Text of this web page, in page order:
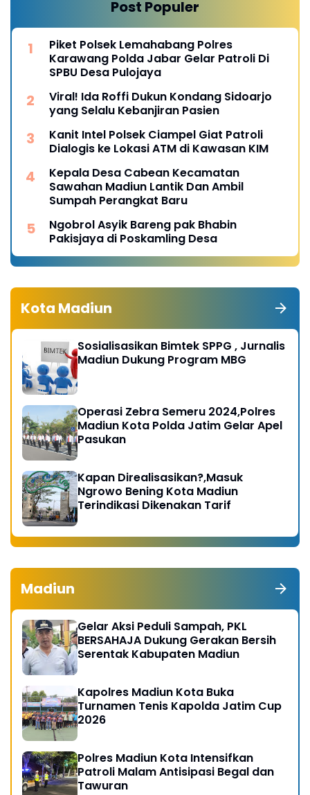
Post Populer
Piket Polsek Lemahabang Polres
Karawang Polda Jabar Gelar Patroli Di
SPBU Desa Pulojaya
Viral! Ida Roffi Dukun Kondang Sidoarjo
yang Selalu Kebanjiran Pasien
Kanit Intel Polsek Ciampel Giat Patroli
Dialogis ke Lokasi ATM di Kawasan KIM
Kepala Desa Cabean Kecamatan
Sawahan Madiun Lantik Dan Ambil
Sumpah Perangkat Baru
Ngobrol Asyik Bareng pak Bhabin
Pakisjaya di Poskamling Desa
Kota Madiun
Sosialisasikan Bimtek SPPG , Jurnalis
Madiun Dukung Program MBG
Operasi Zebra Semeru 2024,Polres
Madiun Kota Polda Jatim Gelar Apel
Pasukan
Kapan Direalisasikan?,Masuk
Ngrowo Bening Kota Madiun
Terindikasi Dikenakan Tarif
Madiun
Gelar Aksi Peduli Sampah, PKL
BERSAHAJA Dukung Gerakan Bersih
Serentak Kabupaten Madiun
Kapolres Madiun Kota Buka
Turnamen Tenis Kapolda Jatim Cup
2026
Polres Madiun Kota Intensifkan
Patroli Malam Antisipasi Begal dan
Tawuran